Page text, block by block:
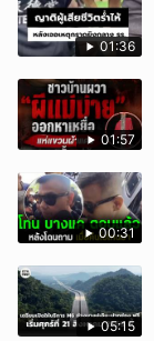
01:36
01:57
00:31
05:15